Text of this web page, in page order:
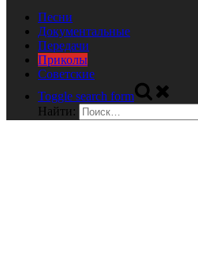
Песни
Документальные
Передачи
Приколы
Советские
Toggle search form
Найти: